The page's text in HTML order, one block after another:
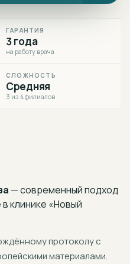
ГАРАНТИЯ
3 года
на работу врача
СЛОЖНОСТЬ
Средняя
3 из 4 филиалов
— современный подход
в клинике «Новый
протоколу с
материалами.